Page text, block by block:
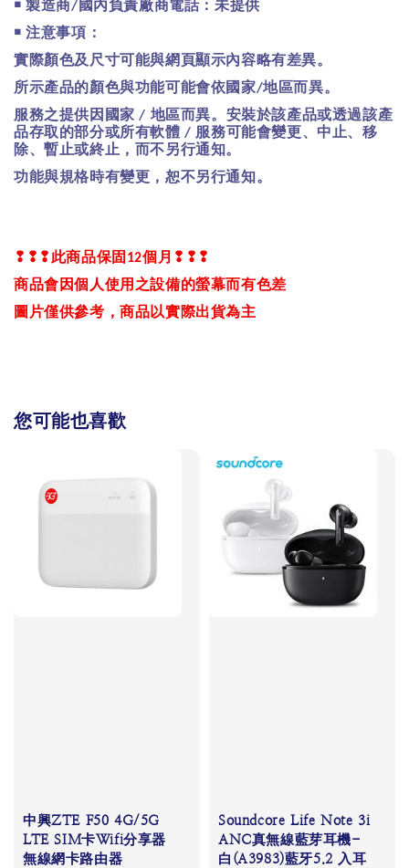
￭ 製造商/ 國內負責廠商電話：未提供
￭ 注意事項：
實際顏色及尺寸可能與網頁顯示內容略有差異。
所示產品的顏色與功能可能會依國家/地區而異。
服務之提供因國家 / 地區而異。安裝於該產品或透過該產
品存取的部分或所有軟體 / 服務可能會變更、中止、移
除、暫止或終止，而不另行通知。
功能與規格時有變更，恕不另行通知。
❢❢❢ 此商品保固 12個月 ❢❢❢
商品會因個人使用之設備的螢幕而有色差
圖片僅供參考，商品以實際出貨為主
您可能也喜歡
中興ZTE F50 4G/5G
LTE SIM卡Wifi分享器
無線網卡路由器
Soundcore Life Note 3i
ANC真無線藍芽耳機-
白(A3983)藍牙5.2 入耳